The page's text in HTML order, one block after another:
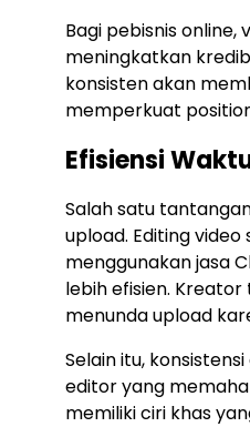
Bagi pebisnis
meningkatkan
konsisten akan
memperkuat
Efisiensi
Salah satu
upload. Editing
menggunakan jasa
lebih efisien.
menunda upload
Selain itu,
editor yang
memiliki ciri khas